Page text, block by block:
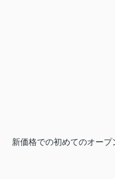
新価格での初めてのオープ